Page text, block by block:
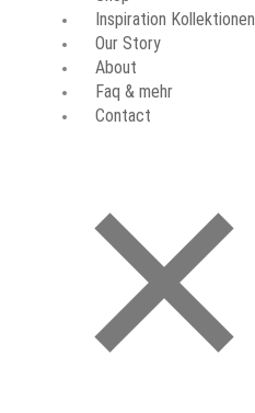
Inspiration Kollektionen
Our Story
About
Faq & mehr
Contact